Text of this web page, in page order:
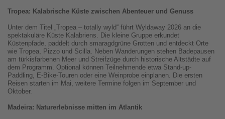
Tropea: Kalabrische Küste zwischen Abenteuer und Genuss
Unter dem Titel „Tropea – totally wyld“ führt Wyldaway 2026 an die
spektakuläre Küste Kalabriens. Die kleine Gruppe erkundet
Küstenpfade, paddelt durch smaragdgrüne Grotten und entdeckt Orte
wie Tropea, Pizzo und Scilla. Neben Wanderungen stehen Badepausen
am türkisfarbenen Meer und Streifzüge durch historische Altstädte auf
dem Programm. Optional können Teilnehmende etwa Stand-up-
Paddling, E-Bike-Touren oder eine Weinprobe einplanen. Die ersten
Reisen starten im Mai, weitere Termine folgen im September und
Oktober.
Madeira: Naturerlebnisse mitten im Atlantik